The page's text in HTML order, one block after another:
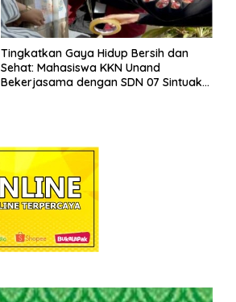
Tingkatkan Gaya Hidup Bersih dan
Sehat: Mahasiswa KKN Unand
Bekerjasama dengan SDN 07 Sintuak